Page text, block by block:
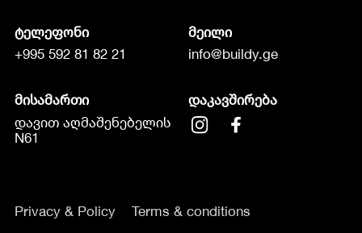
ტელეფონი
+995 592 81 82 21
მეილი
info@buildy.ge
მისამართი
დავით აღმაშენებელის
N61
დაკავშირება
Privacy & Policy Terms & conditions